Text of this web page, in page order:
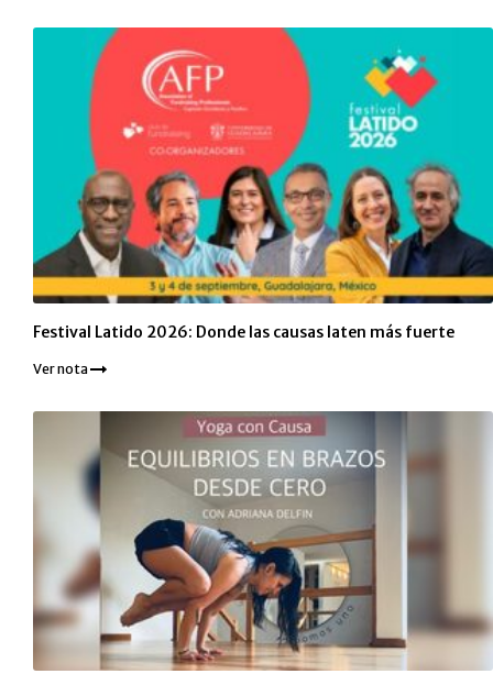
Festival Latido 2026: Donde las causas laten más fuerte
Ver nota